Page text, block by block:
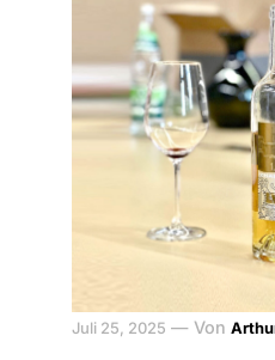
Juli 25, 2025 — Von